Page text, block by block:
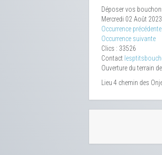
Déposer vos
Mercredi 02 Août
Occurrence précédente
Occurrence suivante
Clics : 33526
Contact
Ouverture du terrain
Lieu 4 chemin des